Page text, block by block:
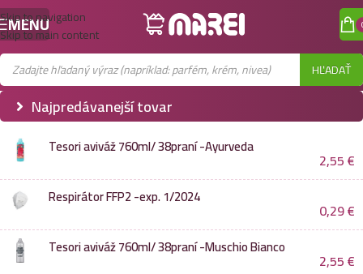
Skip to navigation
Skip to main content
MENU
HĽADAŤ
Najpredávanejší tovar
Tesori aviváž 760ml/ 38praní -Ayurveda
2,55€
Respirátor FFP2 -exp. 1/2024
0,29€
Tesori aviváž 760ml/ 38praní -Muschio Bianco
2,55€